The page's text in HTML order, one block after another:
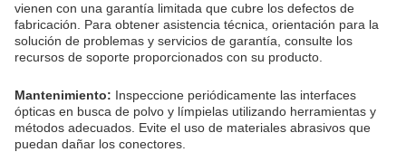
vienen con una garantía limitada que cubre los defectos de
fabricación. Para obtener asistencia técnica, orientación para la
solución de problemas y servicios de garantía, consulte los
recursos de soporte proporcionados con su producto.
Mantenimiento: Inspeccione periódicamente las interfaces
ópticas en busca de polvo y límpielas utilizando herramientas y
métodos adecuados. Evite el uso de materiales abrasivos que
puedan dañar los conectores.